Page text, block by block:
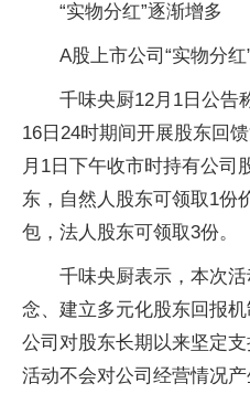
“实物分红”逐渐增多
A股上市公司“实物分红
千味央厨12月1日公告
16日24时期间开展股东回
月1日下午收市时持有公司
东，自然人股东可领取1份
包，法人股东可领取3份。
千味央厨表示，本次
念、建立多元化股东回报
公司对股东长期以来坚定
活动不会对公司经营情况产